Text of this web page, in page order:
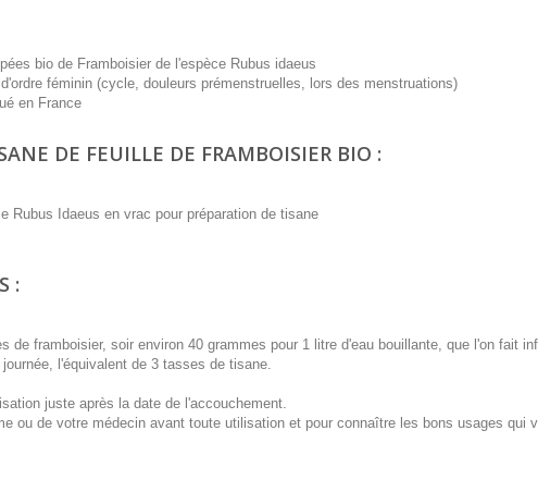
bio de Framboisier de l'espèce Rubus idaeus
féminin (cycle, douleurs prémenstruelles, lors des menstruations)
en France
DE FEUILLE DE FRAMBOISIER BIO :
Rubus Idaeus en vrac pour préparation de tisane
:
de framboisier, soir environ 40 grammes pour 1 litre d'eau bouillante, que l'on fait
l'équivalent de 3 tasses de tisane.
juste après la date de l'accouchement.
ou de votre médecin avant toute utilisation et pour connaître les bons usages qui